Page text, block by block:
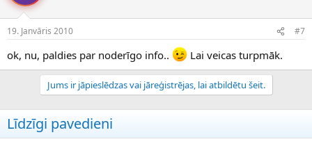
19. Janvāris 2010 #7
ok, nu, paldies par noderīgo info.. Lai veicas turpmāk.
Jums ir jāpieslēdzas vai jāreģistrējas, lai atbildētu šeit.
Līdzīgi pavedieni